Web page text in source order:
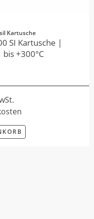
Kartusche
SI Kartusche |
+300°C